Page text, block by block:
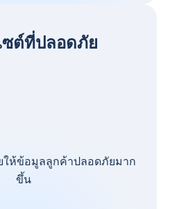
ซต์ที่ปลอดภัย
ให้ข้อมูลลูกค้าปลอดภัยมาก
ขึ้น